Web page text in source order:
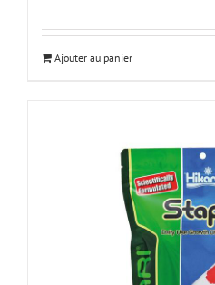
Ajouter au panier